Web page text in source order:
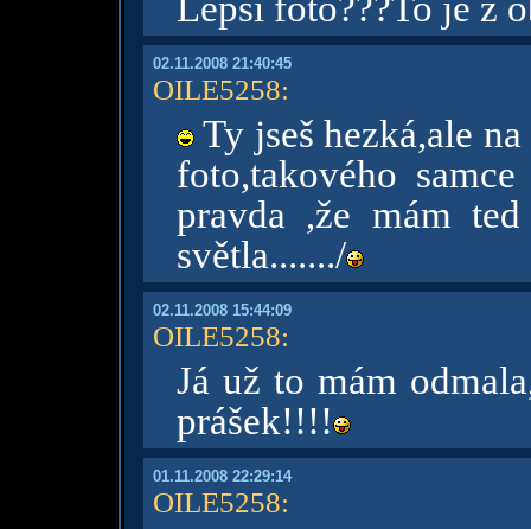
02.11.2008 21:40:45
OILE5258:
Ty jseš hezká,ale
foto,takového
pravda ,že mám
světla......./
02.11.2008 15:44:09
OILE5258:
Já už to mám
prášek!!!!
01.11.2008 22:29:14
OILE5258: